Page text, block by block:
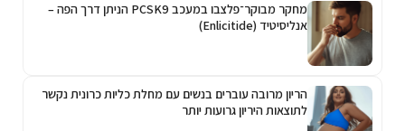
מחקר מבוקר־פלצבו במעכב PCSK9 הניתן דרך הפה –
אנליסיטיד (Enlicitide)
הריון מרובה עוברים בנשים עם מחלת כליות כרונית נקשר
לתוצאות היריון גרועות יותר